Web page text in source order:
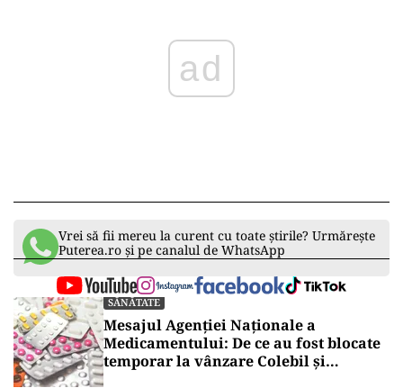
Vrei să fii mereu la curent cu toate știrile? Urmărește
Puterea.ro și pe canalul de WhatsApp
SĂNĂTATE
Mesajul Agenției Naționale a
Medicamentului: De ce au fost blocate
temporar la vânzare Colebil și